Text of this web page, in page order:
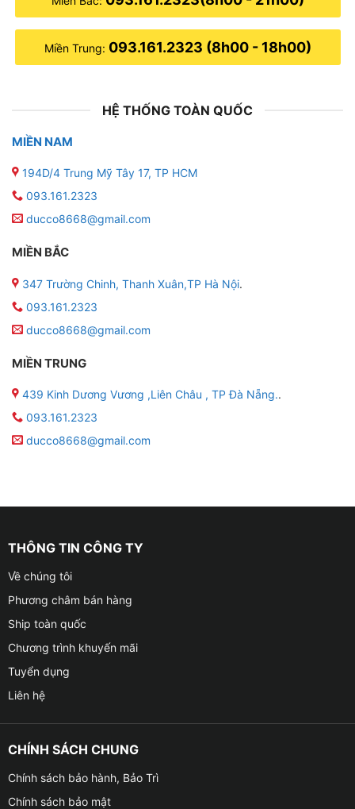
Miền Trung: 093.161.2323 (8h00 - 18h00)
HỆ THỐNG TOÀN QUỐC
MIỀN NAM
194D/4 Trung Mỹ Tây 17, TP HCM
093.161.2323
ducco8668@gmail.com
MIỀN BẮC
347 Trường Chinh, Thanh Xuân,TP Hà Nội.
093.161.2323
ducco8668@gmail.com
MIỀN TRUNG
439 Kinh Dương Vương ,Liên Châu , TP Đà Nẵng..
093.161.2323
ducco8668@gmail.com
THÔNG TIN CÔNG TY
Về chúng tôi
Phương châm bán hàng
Ship toàn quốc
Chương trình khuyến mãi
Tuyển dụng
Liên hệ
CHÍNH SÁCH CHUNG
Chính sách bảo hành, Bảo Trì
Chính sách bảo mật